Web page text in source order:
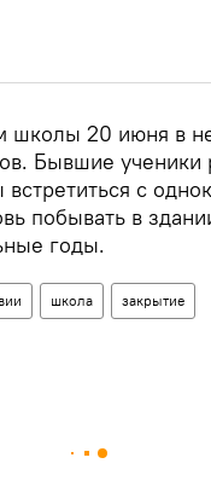
школы 20 июня в
Бывшие ученики
с
побывать в
годы.
школа закрытие